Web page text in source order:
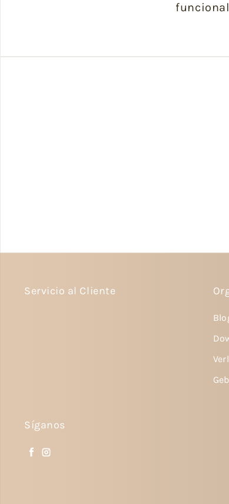
Servicio al Cliente
Síganos
Facebook
Instagram